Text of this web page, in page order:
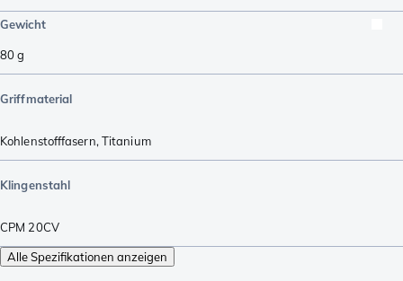
Gewicht
80g
Griffmaterial
Kohlenstofffasern, Titanium
Klingenstahl
CPM 20CV
Alle Spezifikationen anzeigen